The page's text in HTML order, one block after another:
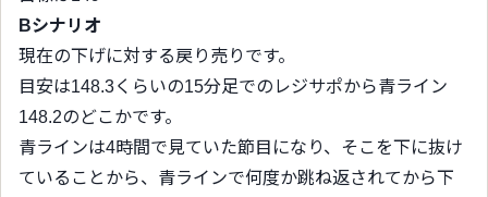
Bシナリオ
現在の下げに対する戻り売りです。
目安は148.3くらいの15分足でのレジサポから青ライン
148.2のどこかです。
青ラインは4時間で見ていた節目になり、そこを下に抜け
ていることから、青ラインで何度か跳ね返されてから下